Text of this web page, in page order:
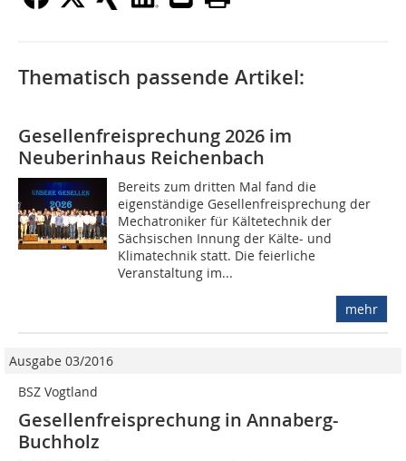
Thematisch passende Artikel:
Gesellenfreisprechung 2026 im
Neuberinhaus Reichenbach
Bereits zum dritten Mal fand die
eigenständige Gesellenfreisprechung der
Mechatroniker für Kältetechnik der
Sächsischen Innung der Kälte- und
Klimatechnik statt. Die feierliche
Veranstaltung im...
mehr
Ausgabe 03/2016
BSZ Vogtland
Gesellenfreisprechung in Annaberg-
Buchholz